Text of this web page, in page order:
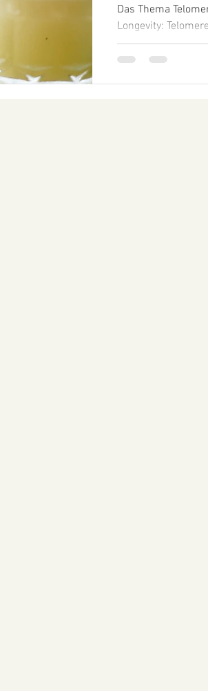
Das Thema
Longevity:
der